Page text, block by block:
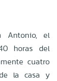
Antonio, el
horas del
cuatro
la casa y